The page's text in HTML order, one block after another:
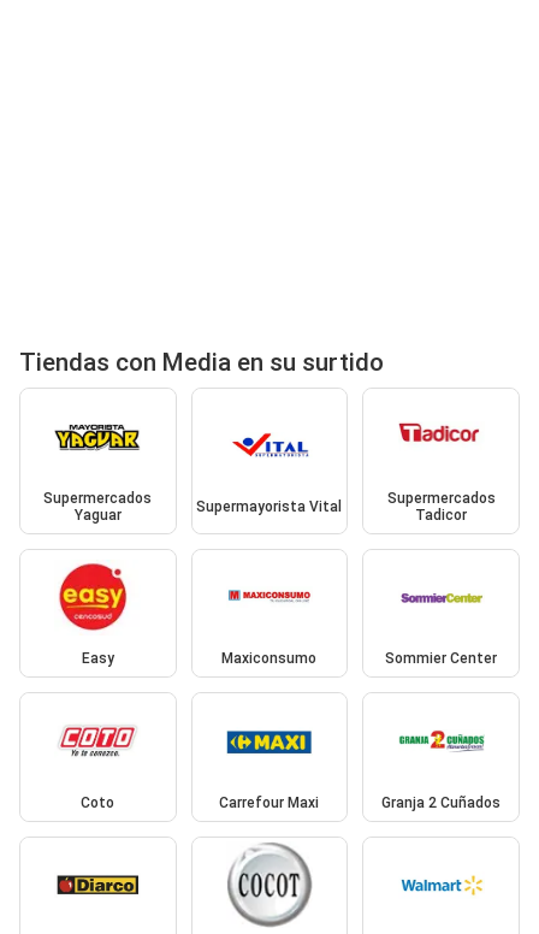
Tiendas con Media en su surtido
Supermercados
Yaguar
Supermayorista Vital
Supermercados
Tadicor
Easy Maxiconsumo Sommier Center
Coto Carrefour Maxi Granja 2 Cuñados